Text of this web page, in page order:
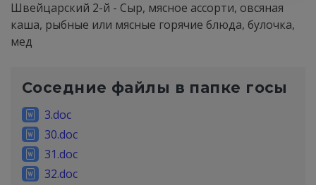
Швейцарский 2-й - Сыр, мясное ассорти, овсяная
каша, рыбные или мяс­ные горячие блюда, булочка,
мед
Соседние файлы в папке госы
3.doc
30.doc
31.doc
32.doc